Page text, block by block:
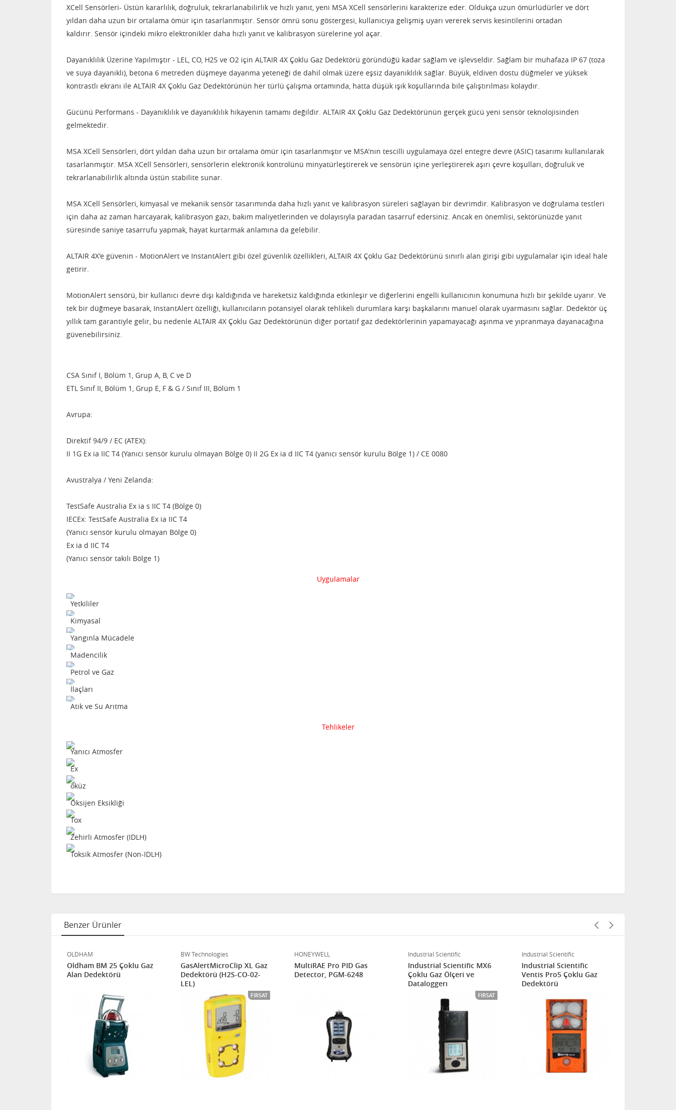
XCell Sensörleri- Üstün kararlılık, doğruluk, tekrarlanabilirlik ve hızlı yanıt, yeni MSA XCell sensörlerini karakterize eder. Oldukça uzun ömürlüdürler ve dört
yıldan daha uzun bir ortalama ömür için tasarlanmıştır. Sensör ömrü sonu göstergesi, kullanıcıya gelişmiş uyarı vererek servis kesintilerini ortadan
kaldırır. Sensör içindeki mikro elektronikler daha hızlı yanıt ve kalibrasyon sürelerine yol açar.
Dayanıklılık Üzerine Yapılmıştır - LEL, CO, H2S ve O2 için ALTAIR 4X Çoklu Gaz Dedektörü göründüğü kadar sağlam ve işlevseldir. Sağlam bir muhafaza IP 67 (toza
ve suya dayanıklı), betona 6 metreden düşmeye dayanma yeteneği de dahil olmak üzere eşsiz dayanıklılık sağlar. Büyük, eldiven dostu düğmeler ve yüksek
kontrastlı ekranı ile ALTAIR 4X Çoklu Gaz Dedektörünün her türlü çalışma ortamında, hatta düşük ışık koşullarında bile çalıştırılması kolaydır.
Gücünü Performans - Dayanıklılık ve dayanıklılık hikayenin tamamı değildir. ALTAIR 4X Çoklu Gaz Dedektörünün gerçek gücü yeni sensör teknolojisinden
gelmektedir.
MSA XCell Sensörleri, dört yıldan daha uzun bir ortalama ömür için tasarlanmıştır ve MSA'nın tescilli uygulamaya özel entegre devre (ASIC) tasarımı kullanılarak
tasarlanmıştır. MSA XCell Sensörleri, sensörlerin elektronik kontrolünü minyatürleştirerek ve sensörün içine yerleştirerek aşırı çevre koşulları, doğruluk ve
tekrarlanabilirlik altında üstün stabilite sunar.
MSA XCell Sensörleri, kimyasal ve mekanik sensör tasarımında daha hızlı yanıt ve kalibrasyon süreleri sağlayan bir devrimdir. Kalibrasyon ve doğrulama testleri
için daha az zaman harcayarak, kalibrasyon gazı, bakım maliyetlerinden ve dolayısıyla paradan tasarruf edersiniz. Ancak en önemlisi, sektörünüzde yanıt
süresinde saniye tasarrufu yapmak, hayat kurtarmak anlamına da gelebilir.
ALTAIR 4X'e güvenin - MotionAlert ve InstantAlert gibi özel güvenlik özellikleri, ALTAIR 4X Çoklu Gaz Dedektörünü sınırlı alan girişi gibi uygulamalar için ideal hale
getirir.
MotionAlert sensörü, bir kullanıcı devre dışı kaldığında ve hareketsiz kaldığında etkinleşir ve diğerlerini engelli kullanıcının konumuna hızlı bir şekilde uyarır. Ve
tek bir düğmeye basarak, InstantAlert özelliği, kullanıcıların potansiyel olarak tehlikeli durumlara karşı başkalarını manuel olarak uyarmasını sağlar. Dedektör üç
yıllık tam garantiyle gelir, bu nedenle ALTAIR 4X Çoklu Gaz Dedektörünün diğer portatif gaz dedektörlerinin yapamayacağı aşınma ve yıpranmaya dayanacağına
güvenebilirsiniz.
CSA Sınıf I, Bölüm 1, Grup A, B, C ve D
ETL Sınıf II, Bölüm 1, Grup E, F & G / Sınıf III, Bölüm 1
Avrupa:
Direktif 94/9 / EC (ATEX):
II 1G Ex ia IIC T4 (Yanıcı sensör kurulu olmayan Bölge 0) II 2G Ex ia d IIC T4 (yanıcı sensör kurulu Bölge 1) / CE 0080
Avustralya / Yeni Zelanda:
TestSafe Australia Ex ia s IIC T4 (Bölge 0)
IECEx: TestSafe Australia Ex ia IIC T4
(Yanıcı sensör kurulu olmayan Bölge 0)
Ex ia d IIC T4
(Yanıcı sensör takılı Bölge 1)
Uygulamalar
Yetkililer
Kimyasal
Yangınla Mücadele
Madencilik
Petrol ve Gaz
İlaçları
Atık ve Su Arıtma
Tehlikeler
Yanıcı Atmosfer
Ex
öküz
Oksijen Eksikliği
Tox
Zehirli Atmosfer (IDLH)
Toksik Atmosfer (Non-IDLH)
Benzer Ürünler
OLDHAM
Oldham BM 25 Çoklu Gaz
Alan Dedektörü
BW Technologies
GasAlertMicroClip XL Gaz
Dedektörü (H2S-CO-02-
LEL)
FIRSAT
HONEYWELL
MultiRAE Pro PID Gas
Detector, PGM-6248
Industrial Scientific
Industrial Scientific MX6
Çoklu Gaz Ölçeri ve
Dataloggerı
FIRSAT
Industrial Scientific
Industrial Scientific
Ventis Pro5 Çoklu Gaz
Dedektörü